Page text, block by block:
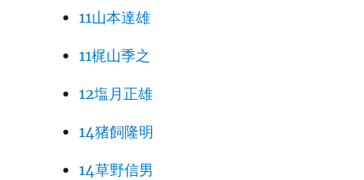
11山本達雄
11梶山季之
12塩月正雄
14猪飼隆明
14草野信男